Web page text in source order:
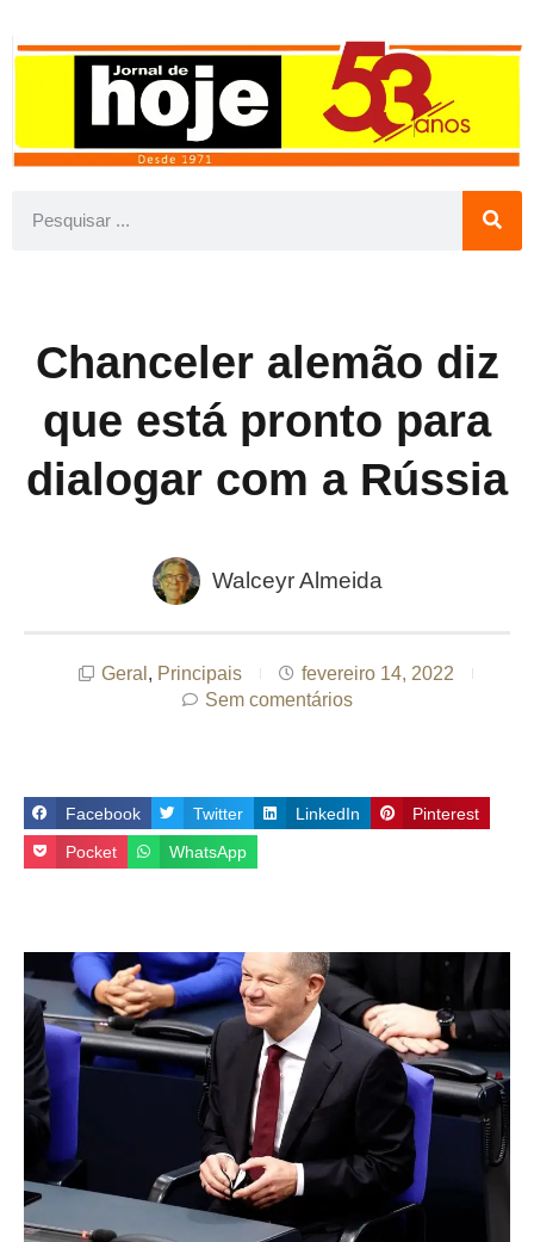
Chanceler alemão diz
que está pronto para
dialogar com a Rússia
Walceyr Almeida
Geral , Principais
fevereiro 14, 2022
Sem comentários
Facebook Twitter LinkedIn Pinterest
Pocket WhatsApp